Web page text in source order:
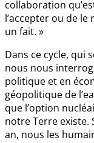
collaboration
l’accepter ou de le
un fait. »
Dans ce cycle, qui
nous nous
politique et en
géopolitique de
que l’option
notre Terre existe.
an, nous les